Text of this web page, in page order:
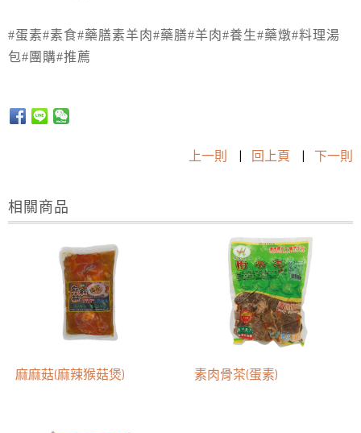
#蛋素#素食#藥膳素羊肉#藥膳#羊肉#養生#藥燉#料理湯
包#團購#推薦
上一則 | 回上頁 | 下一則
相關商品
麻麻菇(麻辣猴菇煲) 素肉骨茶(蛋素)